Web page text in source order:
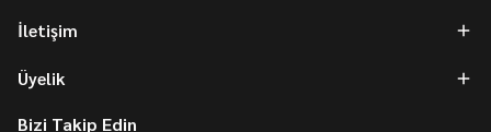
İletişim
Üyelik
Bizi Takip Edin